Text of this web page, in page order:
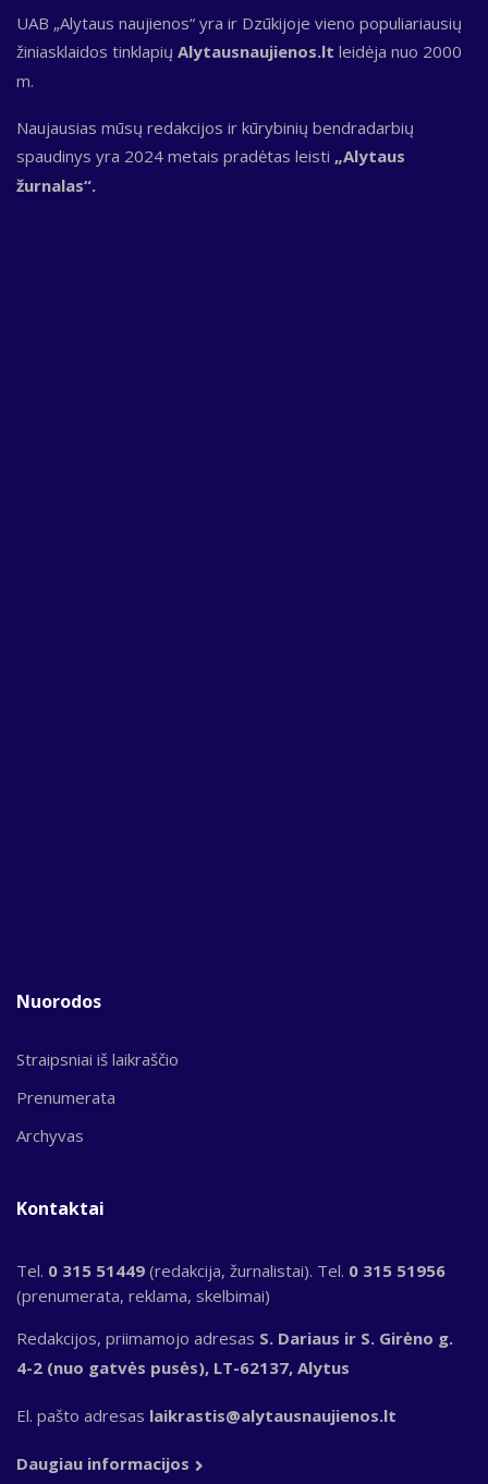
UAB „Alytaus naujienos“ yra ir Dzūkijoje vieno populiariausių
žiniasklaidos tinklapių Alytausnaujienos.lt leidėja nuo 2000
m.
Naujausias mūsų redakcijos ir kūrybinių bendradarbių
spaudinys yra 2024 metais pradėtas leisti „Alytaus
žurnalas“.
Nuorodos
Straipsniai iš laikraščio
Prenumerata
Archyvas
Kontaktai
Tel. 0 315 51449 (redakcija, žurnalistai). Tel. 0 315 51956
(prenumerata, reklama, skelbimai)
Redakcijos, priimamojo adresas S. Dariaus ir S. Girėno g.
4-2 (nuo gatvės pusės), LT-62137, Alytus
El. pašto adresas laikrastis@alytausnaujienos.lt
Daugiau informacijos